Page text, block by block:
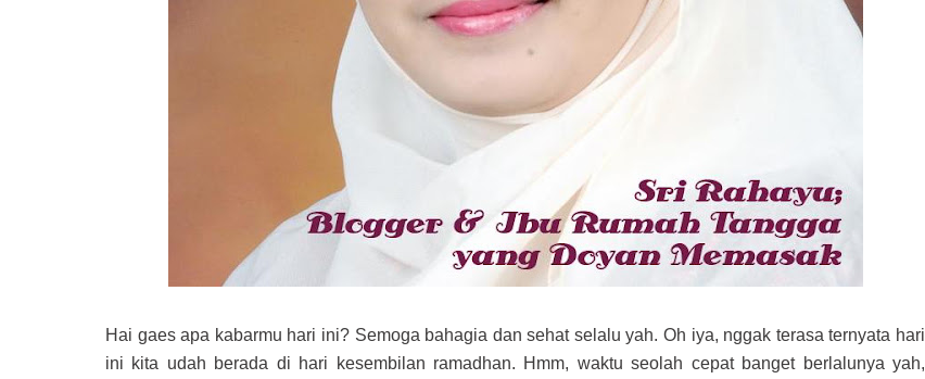
Hai gaes apa kabarmu hari ini? Semoga bahagia dan sehat selalu yah. Oh iya, nggak terasa ternyata hari
ini kita udah berada di hari kesembilan ramadhan. Hmm, waktu seolah cepat banget berlalunya yah,